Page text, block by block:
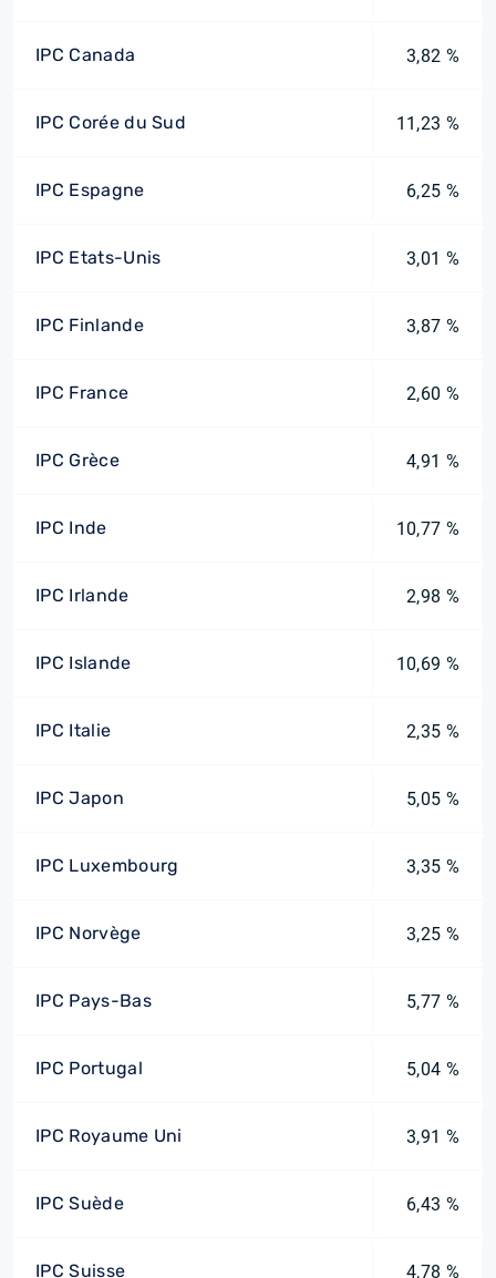
IPC Canada 3,82 %
IPC Corée du Sud 11,23 %
IPC Espagne 6,25 %
IPC Etats-Unis 3,01 %
IPC Finlande 3,87 %
IPC France 2,60 %
IPC Grèce 4,91 %
IPC Inde 10,77 %
IPC Irlande 2,98 %
IPC Islande 10,69 %
IPC Italie 2,35 %
IPC Japon 5,05 %
IPC Luxembourg 3,35 %
IPC Norvège 3,25 %
IPC Pays-Bas 5,77 %
IPC Portugal 5,04 %
IPC Royaume Uni 3,91 %
IPC Suède 6,43 %
IPC Suisse 4,78 %